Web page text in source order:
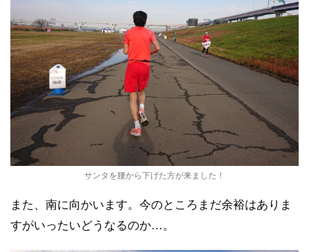
サンタを腰から下げた方が来ました！
また、南に向かいます。今のところまだ余裕はありま
すがいったいどうなるのか…。